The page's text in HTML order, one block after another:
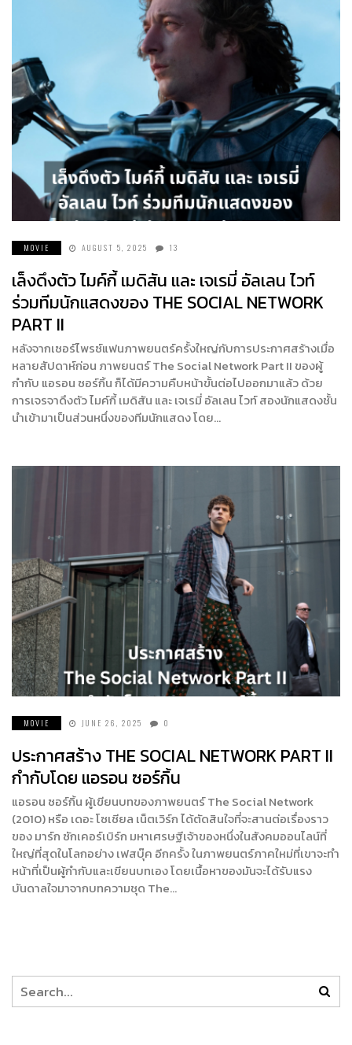
MOVIE AUGUST 5, 2025 13
เล็งดึงตัว ไมค์กี้ เมดิสัน และ เจเรมี่ อัลเลน ไวท์
ร่วมทีมนักแสดงของ THE SOCIAL NETWORK
PART II
หลังจากเซอร์ไพรซ์แฟนภาพยนตร์ครั้งใหญ่กับการประกาศสร้างเมื่อ
หลายสัปดาห์ก่อน ภาพยนตร์ The Social Network Part II ของผู้
กำกับ แอรอน ซอร์กิ้น ก็ได้มีความคืบหน้าขั้นต่อไปออกมาแล้ว ด้วย
การเจรจาดึงตัว ไมค์กี้ เมดิสัน และ เจเรมี่ อัลเลน ไวท์ สองนักแสดงชั้น
นำเข้ามาเป็นส่วนหนึ่งของทีมนักแสดง โดย…
MOVIE JUNE 26, 2025 0
ประกาศสร้าง THE SOCIAL NETWORK PART II
กำกับโดย แอรอน ซอร์กิ้น
แอรอน ซอร์กิ้น ผู้เขียนบทของภาพยนตร์ The Social Network
(2010) หรือ เดอะ โซเชียล เน็ตเวิร์ก ได้ตัดสินใจที่จะสานต่อเรื่องราว
ของ มาร์ก ซักเคอร์เบิร์ก มหาเศรษฐีเจ้าของหนึ่งในสังคมออนไลน์ที่
ใหญ่ที่สุดในโลกอย่าง เฟสบุ๊ค อีกครั้ง ในภาพยนตร์ภาคใหม่ที่เขาจะทำ
หน้าที่เป็นผู้กำกับและเขียนบทเอง โดยเนื้อหาของมันจะได้รับแรง
บันดาลใจมาจากบทความชุด The…